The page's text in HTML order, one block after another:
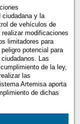
ciudadana y la
de vehículos de
modificaciones
limitadores para
potencial para
Las
de la ley,
las
Artemisa aporta
de dichas